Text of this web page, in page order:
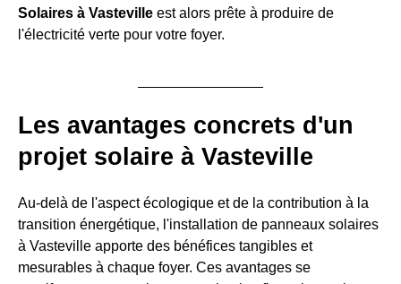
Solaires à Vasteville est alors prête à produire de
l'électricité verte pour votre foyer.
Les avantages concrets d'un
projet solaire à Vasteville
Au-delà de l'aspect écologique et de la contribution à la
transition énergétique, l'installation de panneaux solaires
à Vasteville apporte des bénéfices tangibles et
mesurables à chaque foyer. Ces avantages se